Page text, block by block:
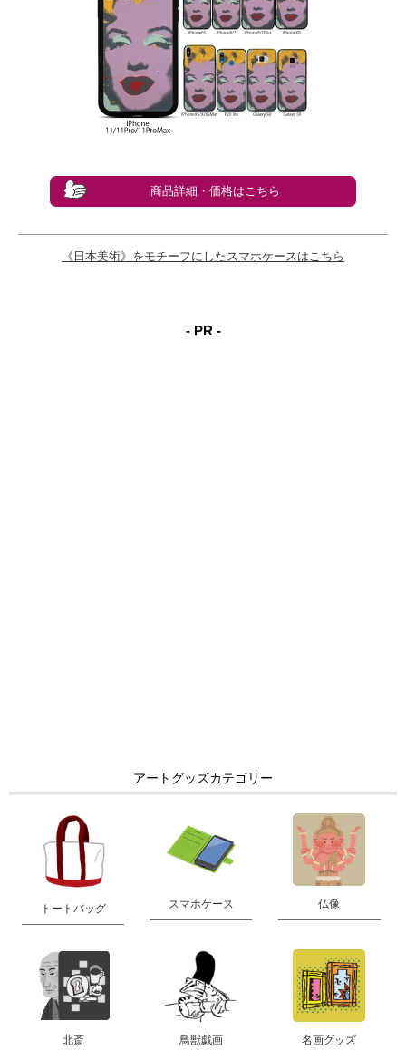
商品詳細・価格はこちら
《日本美術》をモチーフにしたスマホケースはこちら
- PR -
アートグッズカテゴリー
トートバッグ スマホケース 仏像
北斎 鳥獣戯画 名画グッズ